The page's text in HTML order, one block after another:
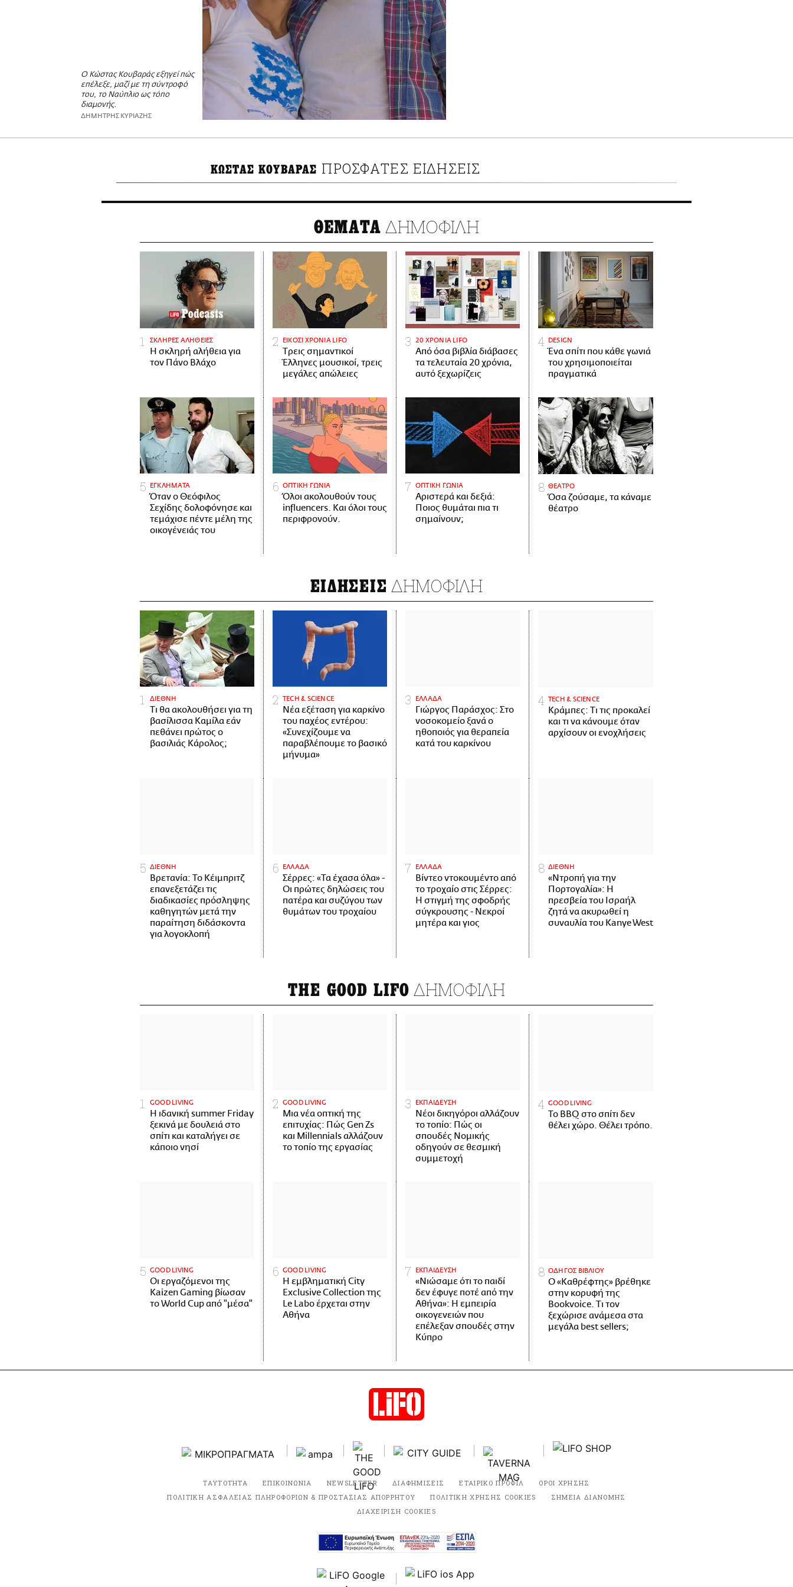
Ο Κώστας Κουβαράς εξηγεί πώς
επέλεξε, μαζί με τη σύντροφό
του, το Ναύπλιο ως τόπο
διαμονής.
ΔΗΜΗΤΡΗΣ ΚΥΡΙΑΖΗΣ
ΚΩΣΤΑΣ ΚΟΥΒΑΡΑΣ ΠΡΟΣΦΑΤΕΣ ΕΙΔΗΣΕΙΣ
ΘΕΜΑΤΑ ΔΗΜΟΦΙΛΗ
ΣΚΛΗΡΕΣ ΑΛΗΘΕΙΕΣ
H σκληρή αλήθεια για
τον Πάνο Βλάχο
ΕΙΚΟΣΙ ΧΡΟΝΙΑ LIFO
Tρεις σημαντικοί
Έλληνες μουσικοί, τρεις
μεγάλες απώλειες
20 ΧΡΟΝΙΑ LIFO
Από όσα βιβλία διάβασες
τα τελευταία 20 χρόνια,
αυτό ξεχωρίζεις
DESIGN
Ένα σπίτι που κάθε γωνιά
του χρησιμοποιείται
πραγματικά
ΕΓΚΛΗΜΑΤΑ
Όταν ο Θεόφιλος
Σεχίδης δολοφόνησε και
τεμάχισε πέντε μέλη της
οικογένειάς του
ΟΠΤΙΚΗ ΓΩΝΙΑ
Όλοι ακολουθούν τους
influencers. Και όλοι τους
περιφρονούν.
ΟΠΤΙΚΗ ΓΩΝΙΑ
Αριστερά και δεξιά:
Ποιος θυμάται πια τι
σημαίνουν;
ΘΕΑΤΡΟ
Όσα ζούσαμε, τα κάναμε
θέατρο
ΕΙΔΗΣΕΙΣ ΔΗΜΟΦΙΛΗ
ΔΙΕΘΝΗ
Τι θα ακολουθήσει για τη
βασίλισσα Καμίλα εάν
πεθάνει πρώτος ο
βασιλιάς Κάρολος;
ΤECH & SCIENCE
Νέα εξέταση για καρκίνο
του παχέος εντέρου:
«Συνεχίζουμε να
παραβλέπουμε το βασικό
μήνυμα»
ΕΛΛΑΔΑ
Γιώργος Παράσχος: Στο
νοσοκομείο ξανά ο
ηθοποιός για θεραπεία
κατά του καρκίνου
ΤECH & SCIENCE
Κράμπες: Τι τις προκαλεί
και τι να κάνουμε όταν
αρχίσουν οι ενοχλήσεις
ΔΙΕΘΝΗ
Βρετανία: Το Κέιμπριτζ
επανεξετάζει τις
διαδικασίες πρόσληψης
καθηγητών μετά την
παραίτηση διδάσκοντα
για λογοκλοπή
ΕΛΛΑΔΑ
Σέρρες: «Τα έχασα όλα» -
Οι πρώτες δηλώσεις του
πατέρα και συζύγου των
θυμάτων του τροχαίου
ΕΛΛΑΔΑ
Βίντεο ντοκουμέντο από
το τροχαίο στις Σέρρες:
Η στιγμή της σφοδρής
σύγκρουσης - Νεκροί
μητέρα και γιος
ΔΙΕΘΝΗ
«Ντροπή για την
Πορτογαλία»: Η
πρεσβεία του Ισραήλ
ζητά να ακυρωθεί η
συναυλία του Kanye West
THE GOOD LIFO ΔΗΜΟΦΙΛΗ
GOOD LIVING
Η ιδανική summer Friday
ξεκινά με δουλειά στο
σπίτι και καταλήγει σε
κάποιο νησί
GOOD LIVING
Μια νέα οπτική της
επιτυχίας: Πώς Gen Zs
και Millennials αλλάζουν
το τοπίο της εργασίας
ΕΚΠΑΙΔΕΥΣΗ
Νέοι δικηγόροι αλλάζουν
το τοπίο: Πώς οι
σπουδές Νομικής
οδηγούν σε θεσμική
συμμετοχή
GOOD LIVING
Το BBQ στο σπίτι δεν
θέλει χώρο. Θέλει τρόπο.
GOOD LIVING
Οι εργαζόμενοι της
Kaizen Gaming βίωσαν
το World Cup από "μέσα"
GOOD LIVING
Η εμβληματική City
Exclusive Collection της
Le Labo έρχεται στην
Αθήνα
ΕΚΠΑΙΔΕΥΣΗ
«Νιώσαμε ότι το παιδί
δεν έφυγε ποτέ από την
Αθήνα»: Η εμπειρία
οικογενειών που
επέλεξαν σπουδές στην
Κύπρο
ΟΔΗΓΟΣ ΒΙΒΛΙΟΥ
Ο «Καθρέφτης» βρέθηκε
στην κορυφή της
Bookvoice. Τι τον
ξεχώρισε ανάμεσα στα
μεγάλα best sellers;
ΤΑΥΤΟΤΗΤΑ ΕΠΙΚΟΙΝΩΝΙΑ NEWSLETTER ΔΙΑΦΗΜΙΣΕΙΣ ΕΤΑΙΡΙΚΟ ΠΡΟΦΙΛ
ΟΡΟΙ ΧΡΗΣΗΣ
ΠΟΛΙΤΙΚΗ ΑΣΦΑΛΕΙΑΣ ΠΛΗΡΟΦΟΡΙΩΝ & ΠΡΟΣΤΑΣΙΑΣ ΑΠΟΡΡΗΤΟΥ
ΠΟΛΙΤΙΚΗ ΧΡΗΣΗΣ COOKIES
ΣΗΜΕΙΑ ΔΙΑΝΟΜΗΣ
ΔΙΑΧΕΙΡΙΣΗ COOKIES